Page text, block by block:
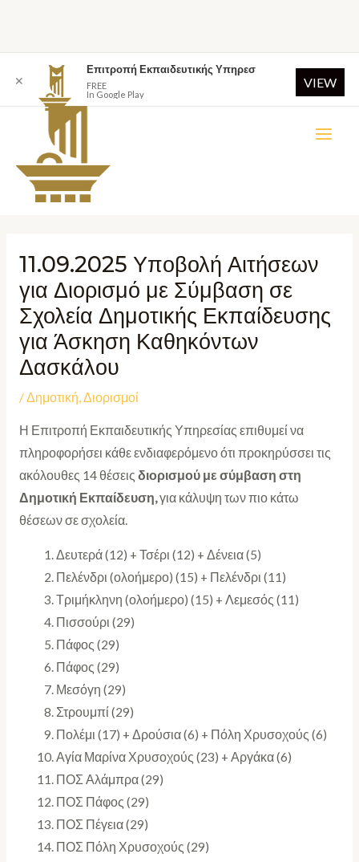
11.09.2025 Υποβολή Αιτήσεων
για Διορισμό με Σύμβαση σε
Σχολεία Δημοτικής Εκπαίδευσης
για Άσκηση Καθηκόντων
Δασκάλου
/Δημοτική,Διορισμοί
Η Επιτροπή Εκπαιδευτικής Υπηρεσίας επιθυμεί να
πληροφορήσει κάθε ενδιαφερόμενο ότι προκηρύσσει τις
ακόλουθες 14 θέσεις διορισμού με σύμβαση στη
Δημοτική Εκπαίδευση,για κάλυψη των πιο κάτω
θέσεων σε σχολεία.
Δευτερά (12) + Τσέρι (12) + Δένεια (5)
Πελένδρι (ολοήμερο) (15) + Πελένδρι (11)
Τριμήκληνη (ολοήμερο) (15) + Λεμεσός (11)
Πισσούρι (29)
Πάφος (29)
Πάφος (29)
Μεσόγη (29)
Στρουμπί (29)
Πολέμι (17) + Δρούσια (6) + Πόλη Χρυσοχούς (6)
Αγία Μαρίνα Χρυσοχούς (23) + Αργάκα (6)
ΠΟΣ Αλάμπρα (29)
ΠΟΣ Πάφος (29)
ΠΟΣ Πέγεια (29)
ΠΟΣ Πόλη Χρυσοχούς (29)
✕
Επιτροπή Εκπαιδευτικής Υπηρεσ
FREE
In Google Play
VIEW